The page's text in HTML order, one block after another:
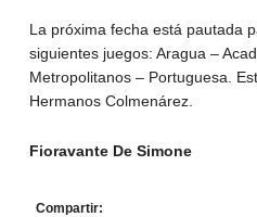
La próxima fecha está pautada
siguientes juegos: Aragua –
Metropolitanos – Portuguesa.
Hermanos Colmenárez.
Fioravante De Simone
Compartir: